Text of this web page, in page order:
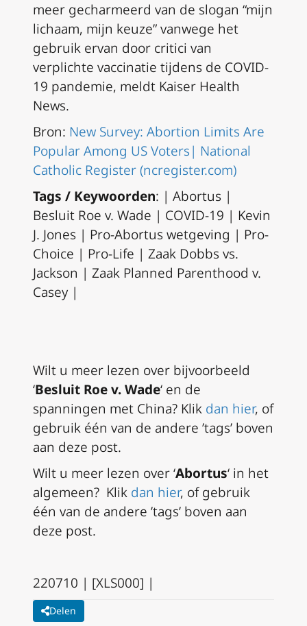
meer gecharmeerd van de slogan “mijn
lichaam, mijn keuze” vanwege het
gebruik ervan door critici van
verplichte vaccinatie tijdens de COVID-
19 pandemie, meldt Kaiser Health
News.
Bron: New Survey: Abortion Limits Are
Popular Among US Voters| National
Catholic Register (ncregister.com)
Tags / Keywoorden: | Abortus |
Besluit Roe v. Wade | COVID-19 | Kevin
J. Jones | Pro-Abortus wetgeving | Pro-
Choice | Pro-Life | Zaak Dobbs vs.
Jackson | Zaak Planned Parenthood v.
Casey |
Wilt u meer lezen over bijvoorbeeld
‘Besluit Roe v. Wade‘ en de
spanningen met China? Klik dan hier, of
gebruik één van de andere ’tags’ boven
aan deze post.
Wilt u meer lezen over ‘Abortus‘ in het
algemeen? Klik dan hier, of gebruik
één van de andere ’tags’ boven aan
deze post.
220710 | [XLS000] |
Delen